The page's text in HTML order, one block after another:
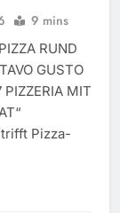
9 mins
RUND
GUSTO
MIT
Pizza-